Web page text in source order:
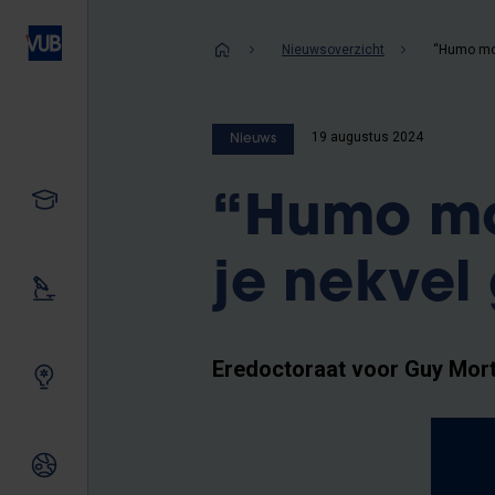
Ons onderzoek
Samen innoveren
Kruimelpad
Nieuwsoverzicht
Nieuws 19 augustus 2024
“Humo
je nekvel
Eredoctoraat voor Guy